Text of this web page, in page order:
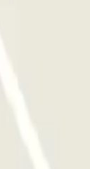
L'accès à ce
prévu à cet
pour
:
s'agit d'une porte